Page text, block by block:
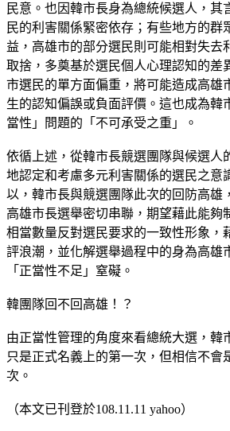
民意。也因韓市長身為總統候選人，其
民的利害關係緊密依存；有些地方的群
益，高雄市的部分選民則可能相對失去
取捨，多奠基於選民個人心理認知的差
市選民的單方面偏重，將可能造成高雄
生的認知偏誤或負面評價。這也成為韓
當性」問題的「不可承受之重」。
依循上述，從韓市長競選團隊與候選人
地認定和考慮多元利害關係的選民之意
以，韓市長與競選團隊此次的回防高雄
高雄市長選舉密切串聯，期望藉此能夠
相當數量反對選民要求的一致性形象，
評浪潮，並化解選舉過程中的身為高雄
「正當性不足」窒礙。
韓團隊回不回高雄！？
由正當性管理的角度來看總統大選，韓
只是正式名義上的第一次，但相信不會
次。
（本文已刊登於108.11.11 yahoo）